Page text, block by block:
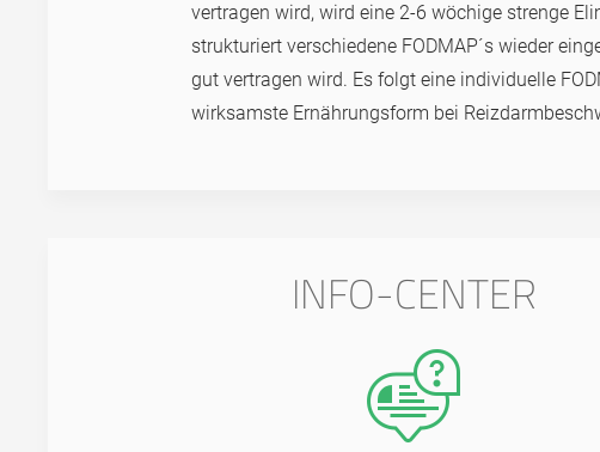
vertragen wird, wird eine 2-6 wöchige strenge
strukturiert verschiedene FODMAP´s wieder
gut vertragen wird. Es folgt eine individuelle
wirksamste Ernährungsform bei
INFO-CENTER